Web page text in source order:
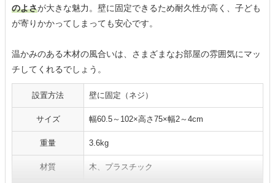
のよさが大きな魅力。壁に固定できるため耐久性が高く、子ども
が寄りかかってしまっても安心です。
温かみのある木材の風合いは、さまざまなお部屋の雰囲気にマッ
チしてくれるでしょう。
設置方法 壁に固定（ネジ）
サイズ 幅60.5～102×高さ75×幅2～4cm
重量 3.6kg
材質 木、プラスチック